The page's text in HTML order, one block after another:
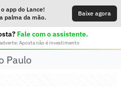
app do Lance!
palma da mão.
Baixe agora
Fale com o assistente.
Aposta não é investimento
Paulo